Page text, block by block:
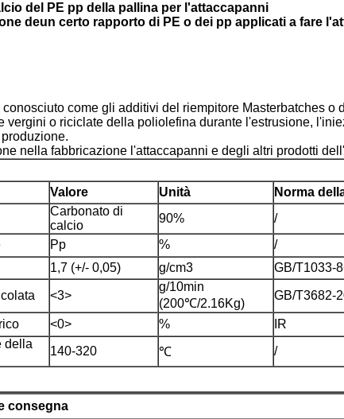
del PE pp della pallina per l'attaccapanni
deun certo rapporto di PE o dei pp applicati a fare
come gli additivi del riempitore Masterbatches o
vergini o riciclate della poliolefina durante l'estrusione,
nella fabbricazione l'attaccapanni e degli altri prodotti
Valore Unità
Norma
Carbonato di
calcio
90%
/
Pp %
/
1,7 (+/- 0,05) g/cm3 GB/T1033-
<3>
g/10min
(200℃/2.16Kg)
GB/T3682-
<0> %
IR
della
140-320 ℃ /
consegna